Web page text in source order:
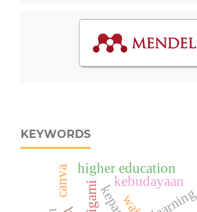
KEYWORDS
kebudayaan
higher education
canva